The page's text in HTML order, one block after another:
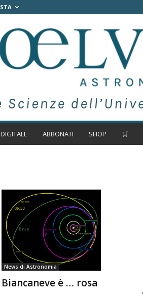
ABBONATI SHOP 🛒
News di Astronomia
Biancaneve è … rosa